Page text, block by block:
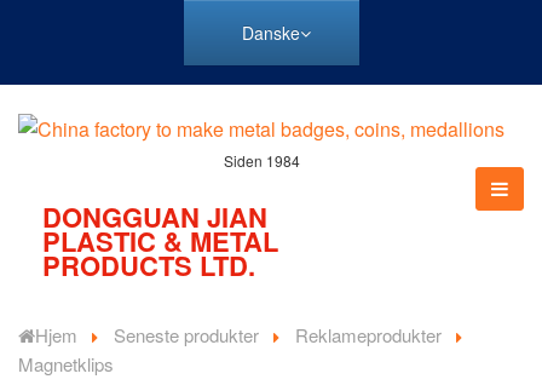
Danske
Siden 1984
DONGGUAN JIAN
PLASTIC & METAL
PRODUCTS LTD.
Hjem Seneste produkter
Reklameprodukter
Magnetklips